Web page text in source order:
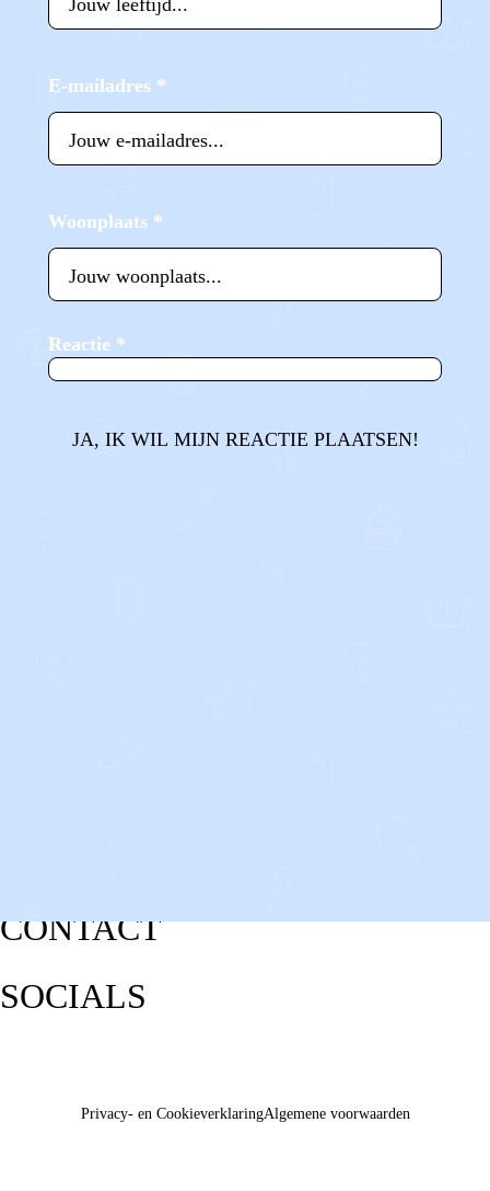
E-mailadres *
Woonplaats *
Reactie *
JA, IK WIL MIJN REACTIE PLAATSEN!
CONTACT
SOCIALS
Privacy- en CookieverklaringAlgemene voorwaarden